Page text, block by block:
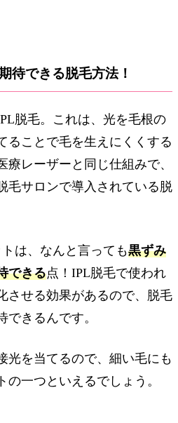
待できる脱毛方法！
脱毛。これは、光を毛根の
ることで毛を生えにくくする
レーザーと同じ仕組みで、
毛サロンで導入されている脱
は、なんと言っても黒ずみ
できる点！IPL脱毛で使われ
させる効果があるので、脱毛
できるんです。
光を当てるので、細い毛にも
の一つといえるでしょう。